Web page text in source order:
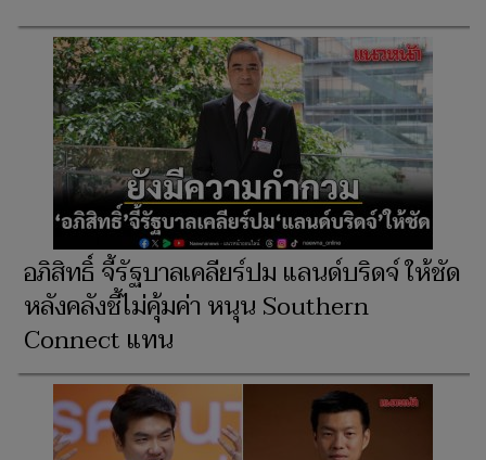
อภิสิทธิ์ จี้รัฐบาลเคลียร์ปม แลนด์บริดจ์ ให้ชัด
หลังคลังชี้ไม่คุ้มค่า หนุน Southern
Connect แทน